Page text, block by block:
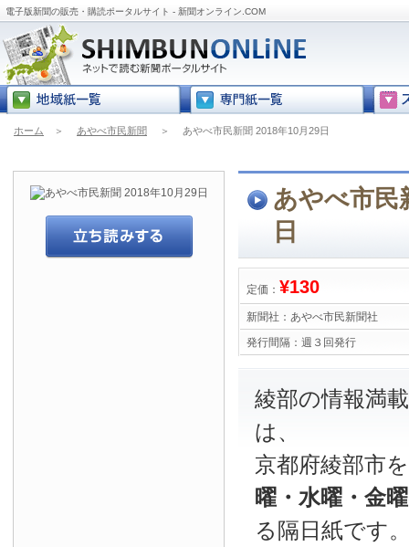
電子版新聞の販売・購読ポータルサイト - 新聞オンライン.COM
ホーム ＞ あやべ市民新聞 ＞ あやべ市民新聞 2018年10月29日
あやべ市民
日
定価： ¥130
新聞社： あやべ市民新聞社
発行間隔： 週３回発行
綾部の情報
は、
京都府綾部市
曜・水曜・金
る隔日紙です